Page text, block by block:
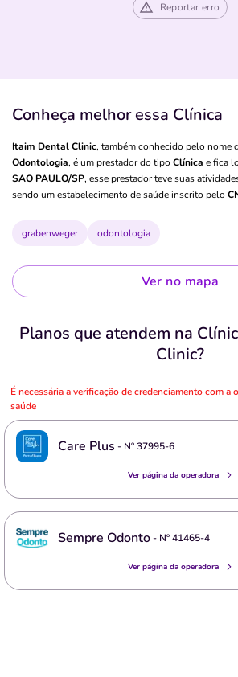
Reportar erro
Conheça melhor essa Clínica
Itaim Dental Clinic, também conhecido pelo nome
Odontologia, é um prestador do tipo Clínica e fica
SAO PAULO/SP, esse prestador teve suas
sendo um estabelecimento de saúde inscrito pelo
grabenweger odontologia
Ver no mapa
Planos que atendem na
Clinic?
É necessária a verificação de credenciamento com a
saúde
Care Plus - Nº37995-6
Ver página da operadora
Sempre Odonto- Nº41465-4
Ver página da operadora